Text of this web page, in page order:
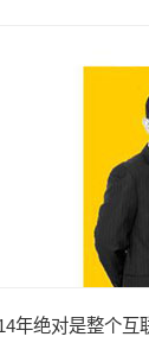
年绝对是整个互